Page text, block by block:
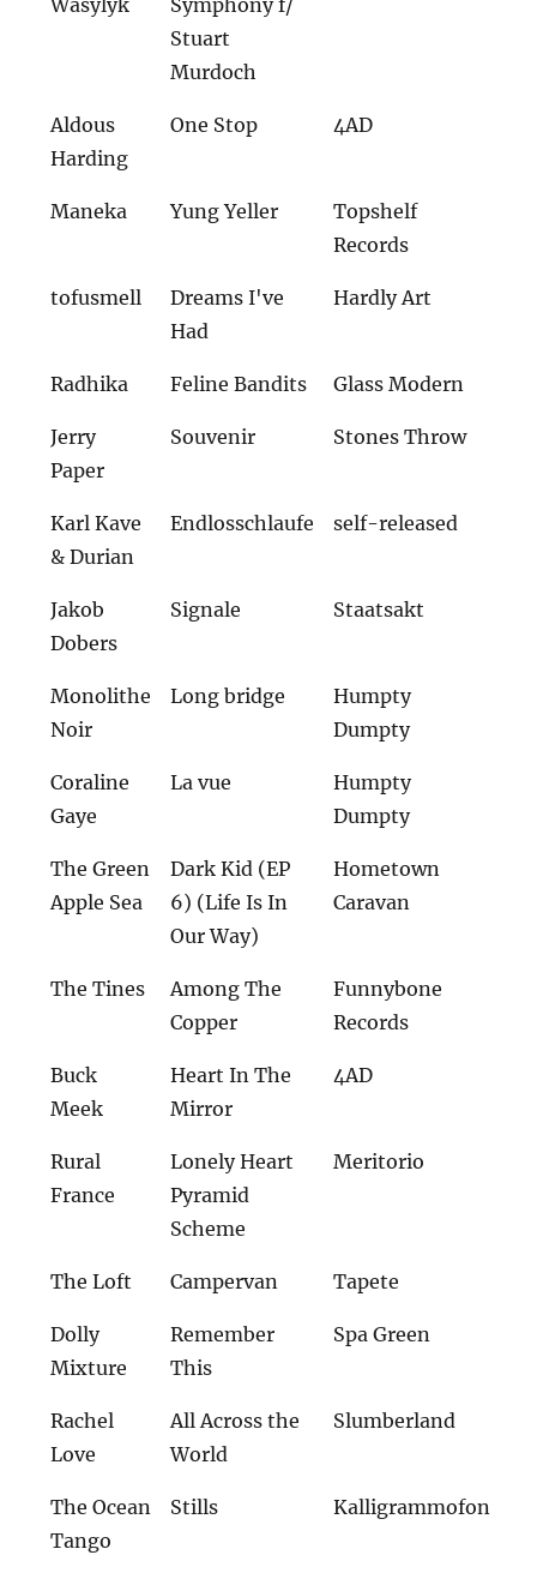
Stuart
Murdoch
Aldous
Harding
One Stop 4AD
Maneka Yung Yeller
Topshelf
Records
tofusmell
Dreams I've
Had
Hardly Art
Radhika Feline Bandits Glass Modern
Jerry
Paper
Souvenir Stones Throw
Karl Kave
& Durian
Endlosschlaufe self-released
Jakob
Dobers
Signale Staatsakt
Monolithe
Noir
Long bridge
Humpty
Dumpty
Coraline
Gaye
La vue
Humpty
Dumpty
The Green
Apple Sea
Dark Kid (EP
6) (Life Is In
Our Way)
Hometown
Caravan
The Tines
Among The
Copper
Funnybone
Records
Buck
Meek
Heart In The
Mirror
4AD
Rural
France
Lonely Heart
Pyramid
Scheme
Meritorio
The Loft Campervan Tapete
Dolly
Mixture
Remember
This
Spa Green
Rachel
Love
All Across the
World
Slumberland
The Ocean
Tango
Stills Kalligrammofon